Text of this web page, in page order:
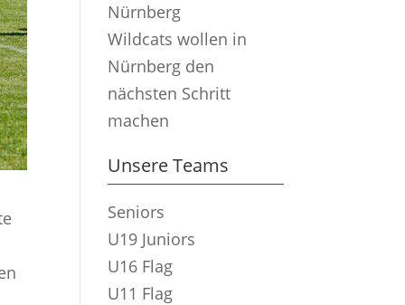
Nürnberg
Wildcats wollen in
Nürnberg den
nächsten Schritt
machen
Unsere Teams
Seniors
U19 Juniors
U16 Flag
U11 Flag